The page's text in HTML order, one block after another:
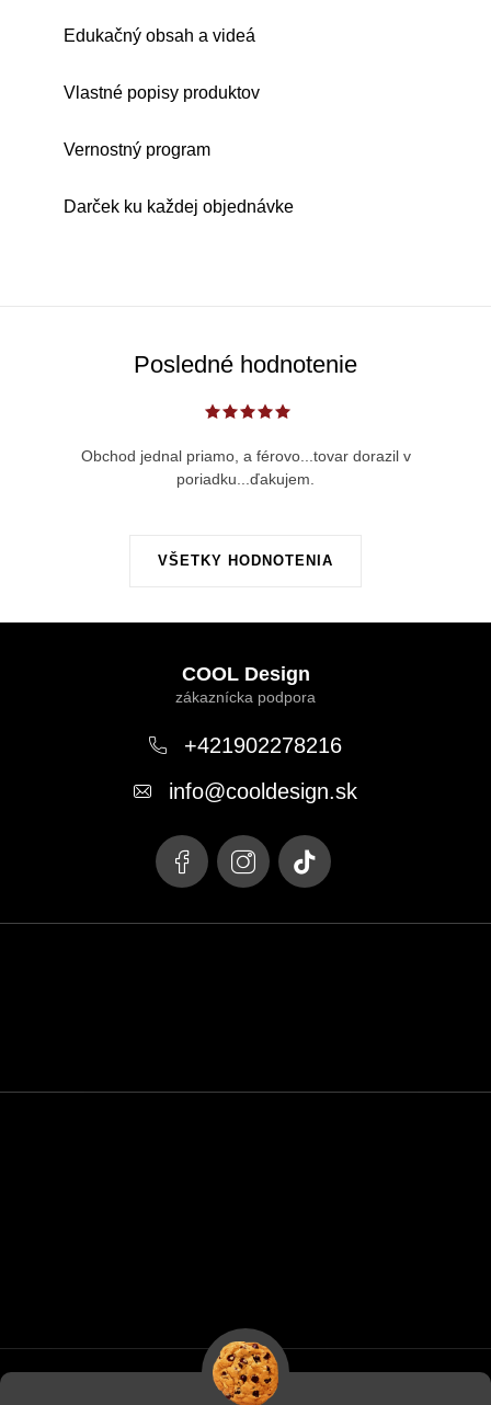
Edukačný obsah a videá
Vlastné popisy produktov
Vernostný program
Darček ku každej objednávke
Posledné hodnotenie
VŠETKY HODNOTENIA
Obchod jednal priamo, a férovo...tovar dorazil v
poriadku...ďakujem.
COOL Design
+421902278216
info@cooldesign.sk